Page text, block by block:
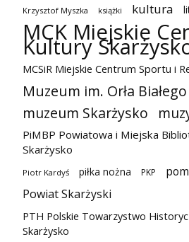
Krzysztof Myszka książki kultura
MCK Miejskie
Kultury
MCSiR Miejskie Centrum Sportu i
Muzeum im. Orła
muzeum Skarżysko
PiMBP Powiatowa i Miejska
Skarżysko
Piotr Kardyś piłka nożna PKP
Powiat Skarżyski
PTH Polskie Towarzystwo
Skarżysko